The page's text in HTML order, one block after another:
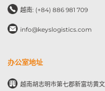
越南: (+84) 886 981 709
info@keyslogistics.com
办公室地址
越南胡志明市第七郡新富坊黄